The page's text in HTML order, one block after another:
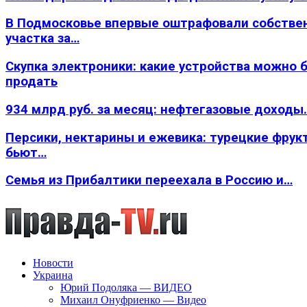
В Подмосковье впервые оштрафовали
участка за…
Скупка электроники: какие устройства можно
продать
934 млрд руб. за месяц: нефтегазовые
Персики, нектарины и ежевика: турецкие
бьют…
Семья из Прибалтики переехала в Россию и…
Новости
Украина
Юрий Подоляка — ВИДЕО
Михаил Онуфриенко — Видео